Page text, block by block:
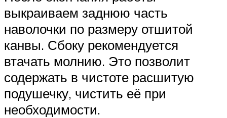
выкраиваем заднюю часть
наволочки по размеру отшитой
канвы. Сбоку рекомендуется
втачать молнию. Это позволит
содержать в чистоте расшитую
подушечку, чистить её при
необходимости.